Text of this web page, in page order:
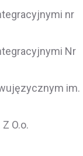
nr
Nr
im.
O.o.